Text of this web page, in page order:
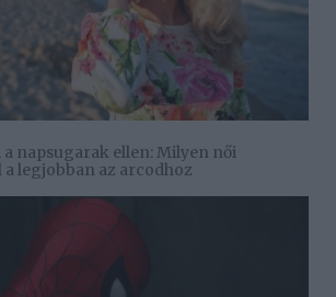
a napsugarak ellen: Milyen női
a legjobban az arcodhoz